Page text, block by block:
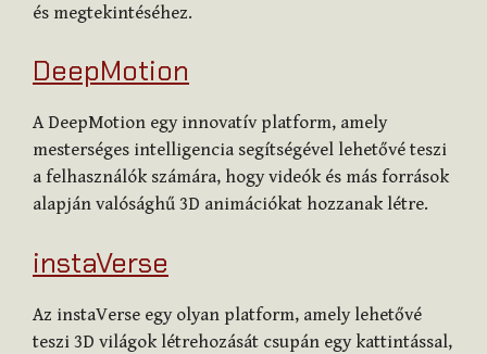
és megtekintéséhez.
DeepMotion
A DeepMotion egy innovatív platform, amely
mesterséges intelligencia segítségével lehetővé teszi
a felhasználók számára, hogy videók és más források
alapján valósághű 3D animációkat hozzanak létre.
instaVerse
Az instaVerse egy olyan platform, amely lehetővé
teszi 3D világok létrehozását csupán egy kattintással,